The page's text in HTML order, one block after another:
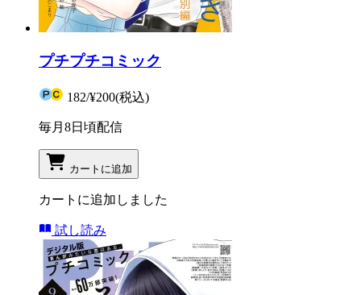
プチプチコミック
182/¥200(税込)
毎月8日頃配信
カートに追加
カートに追加しました
試し読み